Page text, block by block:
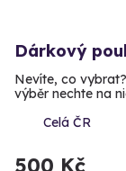
Dárkový
Nevíte, co
výběr nechte na
Celá ČR
500 Kč